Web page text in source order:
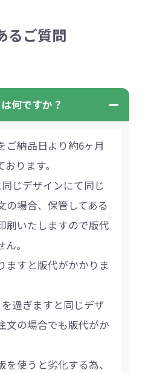
るご質問
何ですか？
ご納品日より約6ヶ月
ります。
じデザインにて同じ
の場合、保管してある
刷いたしますので版代
。
ますと版代がかかりま
過ぎますと同じデザ
文の場合でも版代がか
を使うと劣化する為、